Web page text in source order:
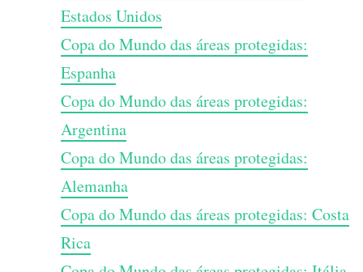
Estados Unidos
Copa do Mundo das áreas protegidas:
Espanha
Copa do Mundo das áreas protegidas:
Argentina
Copa do Mundo das áreas protegidas:
Alemanha
Copa do Mundo das áreas protegidas: Costa
Rica